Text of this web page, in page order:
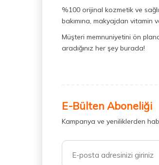
%100 orijinal kozmetik ve
bakımına, makyajdan vitamin
Müşteri memnuniyetini ön
aradığınız her şey burada!
E-Bülten Aboneliği
Kampanya ve yeniliklerden